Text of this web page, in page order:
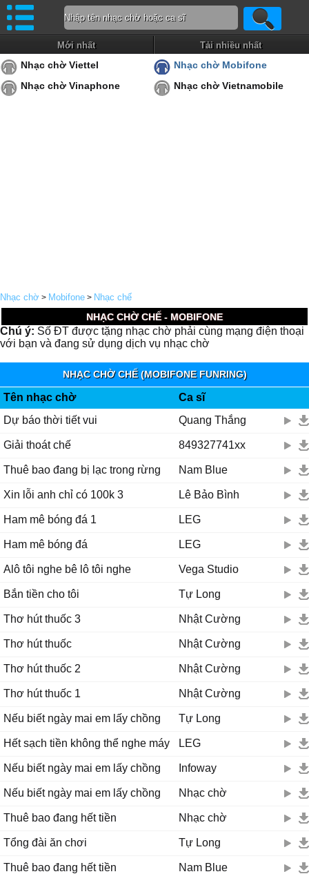
Mới nhất Tải nhiều nhất
Nhạc chờ Viettel
Nhạc chờ Mobifone
Nhạc chờ Vinaphone
Nhạc chờ Vietnamobile
Nhạc chờ > Mobifone > Nhạc chế
NHẠC CHỜ CHẾ - MOBIFONE
Chú ý: Số ĐT được tặng nhạc chờ phải cùng mạng điện thoại
với bạn và đang sử dụng dịch vụ nhạc chờ
NHẠC CHỜ CHẾ (MOBIFONE FUNRING)
Tên nhạc chờ
Ca sĩ
Dự báo thời tiết vui
Quang Thắng
Giải thoát chế 849327741xx
Thuê bao đang bị lạc trong rừng Nam Blue
Xin lỗi anh chỉ có 100k 3 Lê Bảo Bình
Ham mê bóng đá 1 LEG
Ham mê bóng đá LEG
Alô tôi nghe bê lô tôi nghe Vega Studio
Bắn tiền cho tôi Tự Long
Thơ hút thuốc 3 Nhật Cường
Thơ hút thuốc Nhật Cường
Thơ hút thuốc 2 Nhật Cường
Thơ hút thuốc 1 Nhật Cường
Nếu biết ngày mai em lấy chồng Tự Long
Hết sạch tiền không thể nghe máy LEG
Nếu biết ngày mai em lấy chồng Infoway
Nếu biết ngày mai em lấy chồng Nhạc chờ
Thuê bao đang hết tiền Nhạc chờ
Tổng đài ăn chơi Tự Long
Thuê bao đang hết tiền Nam Blue